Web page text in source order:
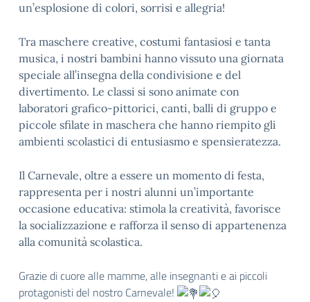
un’esplosione di colori, sorrisi e allegria!
Tra maschere creative, costumi fantasiosi e tanta
musica, i nostri bambini hanno vissuto una giornata
speciale all’insegna della condivisione e del
divertimento. Le classi si sono animate con
laboratori grafico-pittorici, canti, balli di gruppo e
piccole sfilate in maschera che hanno riempito gli
ambienti scolastici di entusiasmo e spensieratezza.
Il Carnevale, oltre a essere un momento di festa,
rappresenta per i nostri alunni un’importante
occasione educativa: stimola la creatività, favorisce
la socializzazione e rafforza il senso di appartenenza
alla comunità scolastica.
Grazie di cuore alle mamme, alle insegnanti e ai piccoli
protagonisti del nostro Carnevale!